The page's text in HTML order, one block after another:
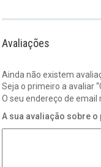
Avaliações
Ainda não existem
Seja o primeiro a avaliar
O seu endereço de email
A sua avaliação sobre o